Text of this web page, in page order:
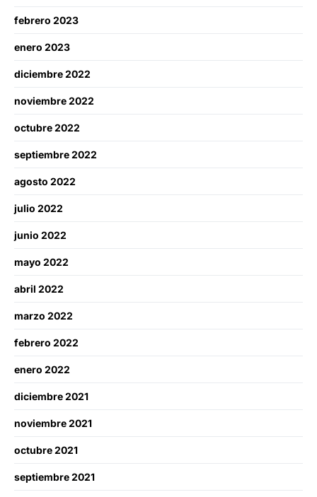
febrero 2023
enero 2023
diciembre 2022
noviembre 2022
octubre 2022
septiembre 2022
agosto 2022
julio 2022
junio 2022
mayo 2022
abril 2022
marzo 2022
febrero 2022
enero 2022
diciembre 2021
noviembre 2021
octubre 2021
septiembre 2021